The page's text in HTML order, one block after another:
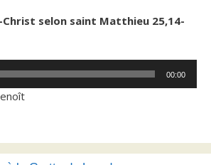
Christ selon saint Matthieu 25,14-
00:00